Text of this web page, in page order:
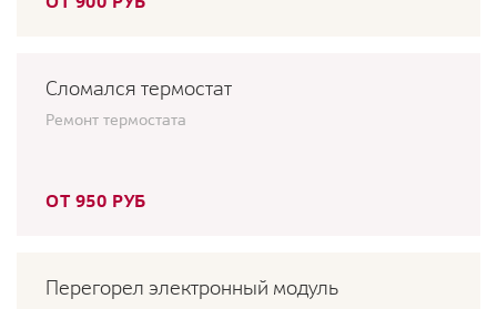
Сломался термостат
Ремонт термостата
ОТ 950 РУБ
Перегорел электронный модуль